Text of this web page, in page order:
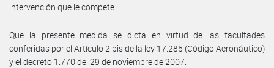
intervención que le compete.
Que la presente medida se dicta en virtud de las facultades
conferidas por el Artículo 2 bis de la ley 17.285 (Código Aeronáutico)
y el decreto 1.770 del 29 de noviembre de 2007.